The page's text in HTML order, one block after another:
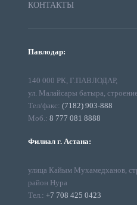
КОНТАКТЫ
Павлодар:
140 000 РК, Г.ПАВЛОДАР,
ул. Малайсары батыра,
Тел/факс: (7182) 903-888
Моб.: 8 777 081 8888
Филиал г. Астана:
улица Кайым Мухамедханов,
район Нура
Тел.: +7 708 425 0423